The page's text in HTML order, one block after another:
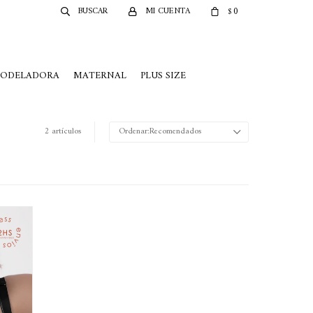
MATERNAL PLUS SIZE
$0
2 artículos Recomendados